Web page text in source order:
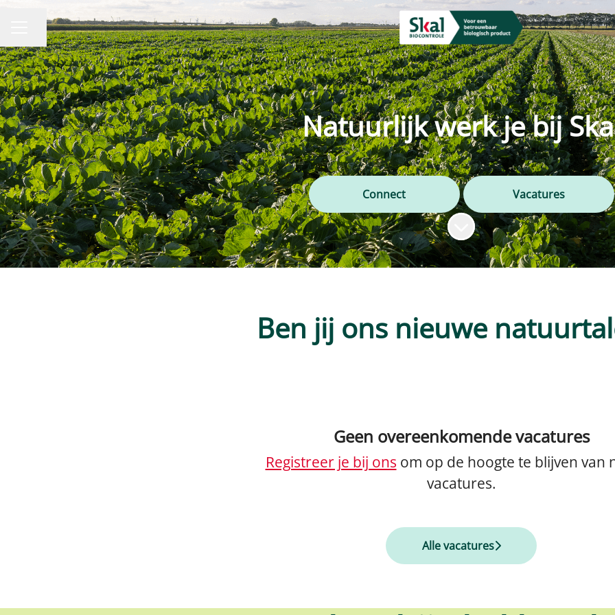
CARRIÈREMENU
Pagina delen
Natuurlijk werk je bij
Connect
Vacatures
Naar content scrollen
Ben jij ons nieuwe
Geen overeenkomende vacatures
Registreer je bij ons om op de hoogte te blijven van
vacatures.
Alle vacatures